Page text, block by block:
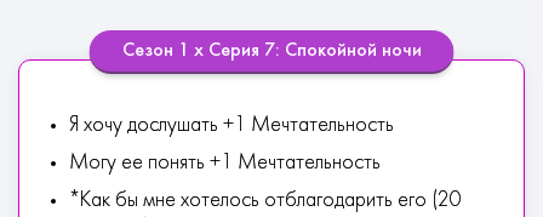
Сезон 1 х Серия 7: Спокойной ночи
Я хочу дослушать +1 Мечтательность
Могу ее понять +1 Мечтательность
*Как бы мне хотелось отблагодарить его (20